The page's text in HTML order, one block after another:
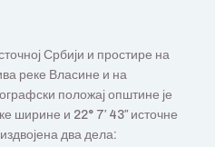
Србији и простире на
реке Власине и на
положај општине је
ширине и 22° 7′ 43″ источне
два дела: